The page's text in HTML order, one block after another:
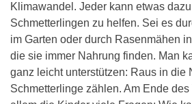
Klimawandel. Jeder kann etwas
Schmetterlingen zu helfen. Sei es
im Garten oder durch Rasenmähen
die sie immer Nahrung finden. Man
ganz leicht unterstützen: Raus in die
Schmetterlinge zählen. Am Ende